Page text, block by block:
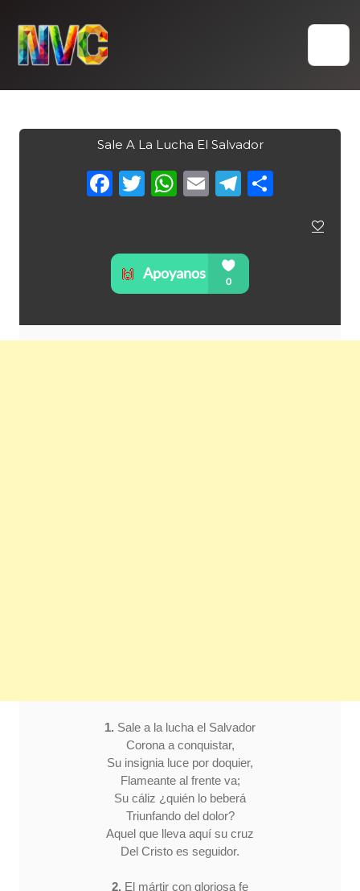
content
Sale A La Lucha El Salvador
Facebook
Twitter
WhatsApp
Email
1. Sale a la lucha el Salvador
Corona a conquistar,
Su insignia luce por doquier,
Flameante al frente va;
Su cáliz ¿quién lo beberá
Triunfando del dolor?
Aquel que lleva aquí su cruz
Del Cristo es seguidor.
2. El mártir con gloriosa fe